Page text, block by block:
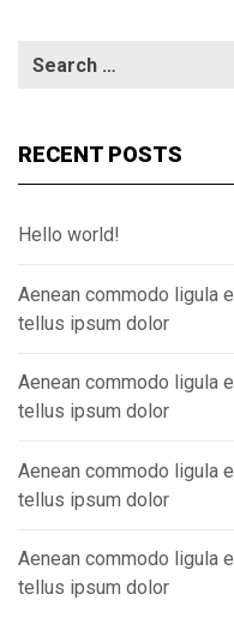
RECENT POSTS
Hello world!
Aenean commodo ligula
tellus ipsum dolor
Aenean commodo ligula
tellus ipsum dolor
Aenean commodo ligula
tellus ipsum dolor
Aenean commodo ligula
tellus ipsum dolor